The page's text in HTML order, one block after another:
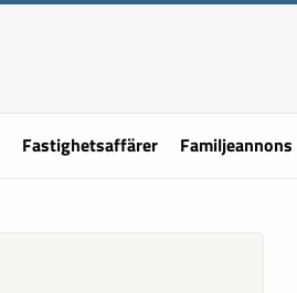
Fastighetsaffärer Familjeannons